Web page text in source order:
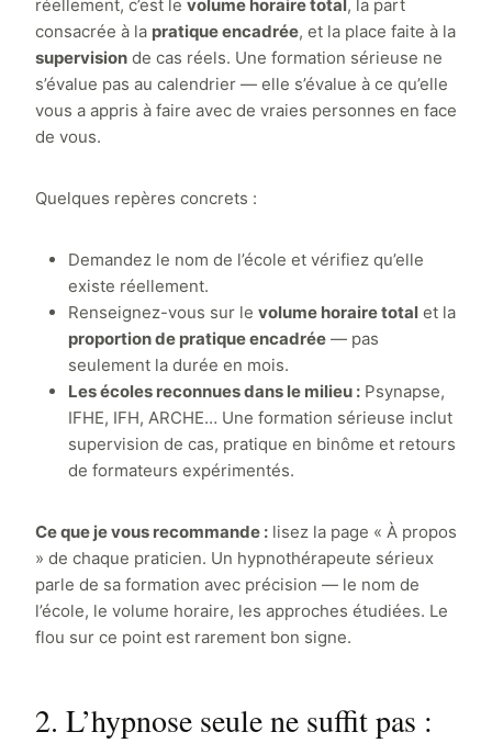
réellement, c’est le volume horaire total, la part
consacrée à la pratique encadrée, et la place faite à la
supervision de cas réels. Une formation sérieuse ne
s’évalue pas au calendrier — elle s’évalue à ce qu’elle
vous a appris à faire avec de vraies personnes en face
de vous.
Quelques repères concrets :
Demandez le nom de l’école et vérifiez qu’elle
existe réellement.
Renseignez-vous sur le volume horaire total et la
proportion de pratique encadrée — pas
seulement la durée en mois.
Les écoles reconnues dans le milieu : Psynapse,
IFHE, IFH, ARCHE… Une formation sérieuse inclut
supervision de cas, pratique en binôme et retours
de formateurs expérimentés.
Ce que je vous recommande : lisez la page « À propos
» de chaque praticien. Un hypnothérapeute sérieux
parle de sa formation avec précision — le nom de
l’école, le volume horaire, les approches étudiées. Le
flou sur ce point est rarement bon signe.
2. L’hypnose seule ne suffit pas :